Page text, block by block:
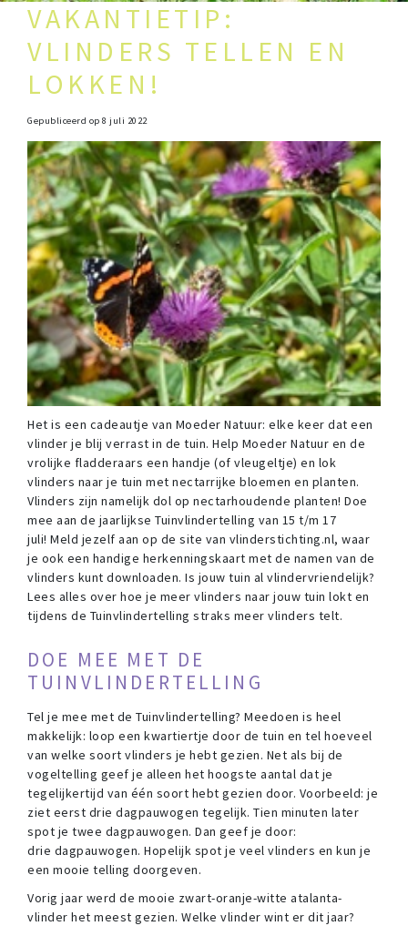
VAKANTIETIP:
VLINDERS TELLEN EN
LOKKEN!
Gepubliceerd op 8 juli 2022
Het is een cadeautje van Moeder Natuur: elke keer dat een
vlinder je blij verrast in de tuin. Help Moeder Natuur en de
vrolijke fladderaars een handje (of vleugeltje) en lok
vlinders naar je tuin met nectarrijke bloemen en planten.
Vlinders zijn namelijk dol op nectarhoudende planten! Doe
mee aan de jaarlijkse Tuinvlindertelling van 15 t/m 17
juli! Meld jezelf aan op de site van vlinderstichting.nl, waar
je ook een handige herkenningskaart met de namen van de
vlinders kunt downloaden. Is jouw tuin al vlindervriendelijk?
Lees alles over hoe je meer vlinders naar jouw tuin lokt en
tijdens de Tuinvlindertelling straks meer vlinders telt.
DOE MEE MET DE
TUINVLINDERTELLING
Tel je mee met de Tuinvlindertelling? Meedoen is heel
makkelijk: loop een kwartiertje door de tuin en tel hoeveel
van welke soort vlinders je hebt gezien. Net als bij de
vogeltelling geef je alleen het hoogste aantal dat je
tegelijkertijd van één soort hebt gezien door. Voorbeeld: je
ziet eerst drie dagpauwogen tegelijk. Tien minuten later
spot je twee dagpauwogen. Dan geef je door:
drie dagpauwogen. Hopelijk spot je veel vlinders en kun je
een mooie telling doorgeven.
Vorig jaar werd de mooie zwart-oranje-witte atalanta-
vlinder het meest gezien. Welke vlinder wint er dit jaar?